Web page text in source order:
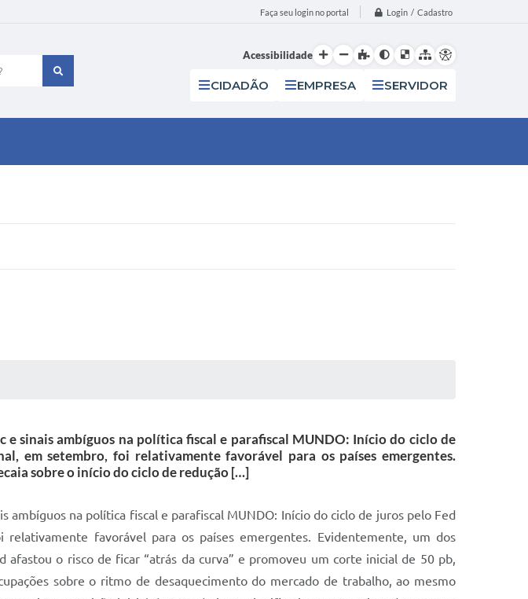
Faça seu login no portal Login / Cadastro
Acessibilidade
CIDADÃO EMPRESA SERVIDOR
e sinais ambíguos na política fiscal e parafiscal MUNDO: Início do ciclo de
em setembro, foi relativamente favorável para os países emergentes.
sobre o início do ciclo de redução […]
agosto. Como esperado, o Banco Central iniciou um novo ciclo de aperto da política monetária em setembro. O passo inicial de 25 pb esteve acompanhado da mensagem que o Copom não deseja fornecer um forward guidance para as próximas reuniões e que acompanhará a evolução do cenário. A nosso ver, o ritmo de elevação de juros deverá migrar para 50 pb nas duas próximas reuniões, com um ciclo total de 150 pb no qual a Selic atingiria 12%. Podemos decompor os canais tradicionais de transmissão da política monetária nos seguintes componentes, em ordem de importância: (1) hiato do produto (demanda agregada), que por sua vez depende em boa medida do canal do crédito; (2) expectativas de inflação; (3) taxa de câmbio. Abaixo, discutiremos o que se pode esperar para cada um desses componentes, com o objetivo de avaliarmos o cenário base e os riscos para o ciclo em curso de aperto da política monetária. Antes, porém, vale avaliar o ponto de partida da inflação corrente. Os últimos resultados do IPCA apontam para um quadro de desvio da inflação subjacente em relação à meta que poderíamos qualificar de moderado. A média dos núcleos de inflação, em termos dessazonalizados e anualizados, está um pouco acima de 4,0%. A inflação de serviços, mesmo com um mercado de trabalho bastante aquecido, ainda permanece em nível moderadamente acima do compatível com a meta de inflação de 3,0% (o núcleo de serviços está ao redor de 5,0% na medida anualizada). Entre os bens, houve elevação da inflação nos últimos meses. Em especial nos bens duráveis, observamos níveis correntes pressionados e acima do nível compatível (para esse grupo) com a meta de inflação. Parte dessa elevação decorre da depreciação da taxa de câmbio nos últimos meses. Os preços ao consumidor ainda não foram impactados, mas também podemos destacar um aumento da inflação de alimentos no atacado como um sinal desfavorável na inflação corrente (um destaque é a alta da arroba do boi, de 25% em relação ao patamar médio recente). De todo modo, parece apropriado caracterizar o ponto de partida da inflação corrente como moderadamente acima da meta. Isso é importante, porque significa que o ciclo de juros está reagindo antes de um problema significativo para a inflação corrente já estar consolidado, elevando as chances de sucesso e reduzindo os potenciais custos da política monetária. Voltando aos canais de transmissão da política monetária, o mais relevante é o hiato do produto. No último Relatório de Inflação, o Banco Central ressalta diversas medidas que apontam para um aquecimento excessivo da demanda interna. Os últimos dados têm corroborado o diagnóstico de um mercado de trabalho aquecido, com taxa de desemprego próxima ao nível mínimo histórico e expansão da massa de renda nominal ao redor de 10% em termos anualizados nos últimos meses. O consumo das famílias é outra evidência de um crescimento acima do potencial, com expansão ao ritmo de 6% em termos anualizados no primeiro semestre. Olhando adiante, o aperto adicional da taxa de juros deverá resultar em desaceleração da demanda doméstica. Em boa medida, o forte impulso fiscal do primeiro semestre explica a resiliência da demanda interna mesmo frente a uma taxa de juros que permanecia apertada. Como temos discutido, um ingrediente essencial do cenário adiante será em que medida haverá redução efetiva dos estímulos fiscais e parafiscais. O limite de expansão da despesa estabelecido pelas novas regras fiscais implica que, se respeitado, haverá redução relevante do impulso fiscal em 2025. De outro lado, é mais incerto se haverá algum tipo de despesa removida do limite geral ou se haverá ações do lado parafiscal (como expansão ou novas linhas de crédito direcionado). Por fim, em boa medida a política monetária é transmitida por meio do comportamento do crédito. Para os próximos meses, avaliamos que haverá desaceleração do crédito livre. De outro lado, é mais incerto o ritmo de desaceleração do crédito imobiliário, que tem apresentado comportamento muito mais robusto do que o compatível com o nível atual da taxa Selic. O canal das expectativas tem sido menos eficaz no ciclo atual, mas tem funcionado em alguma medida. Tendo em vista a surpresa de alta com a atividade econômica, a depreciação da taxa de câmbio e o aumento dos riscos para os preços de alimentos e energia por conta da estiagem, a tendência teria sido de elevação das projeções de inflação. A manutenção das expectativas para 2025 próximas de 4,0% é desconfortável para um banco central que tenha iniciado um ciclo de elevação de juros, mas pode ser encarada pela outra dimensão de se ter evitado uma deterioração. Para os horizontes mais longos, as expectativas permanecem ao redor de 3,5%. Não é a posição ideal de ancoragem perfeita que talvez pudesse ser desejada, mas de forma realista, tendo em vista qu